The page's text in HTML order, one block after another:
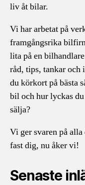
liv åt bilar.
Vi har arbetat på
framgångsrika
lita på en
råd, tips, tankar och
du körkort på bästa
bil och hur lyckas
sälja?
Vi ger svaren på
fast dig, nu åker vi!
Senaste